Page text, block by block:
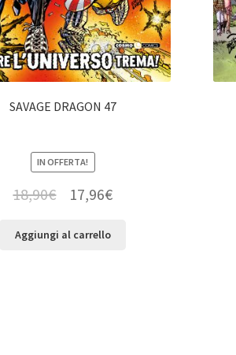
SAVAGE DRAGON 47
IN OFFERTA!
18,90€ 17,96€
Aggiungi al carrello